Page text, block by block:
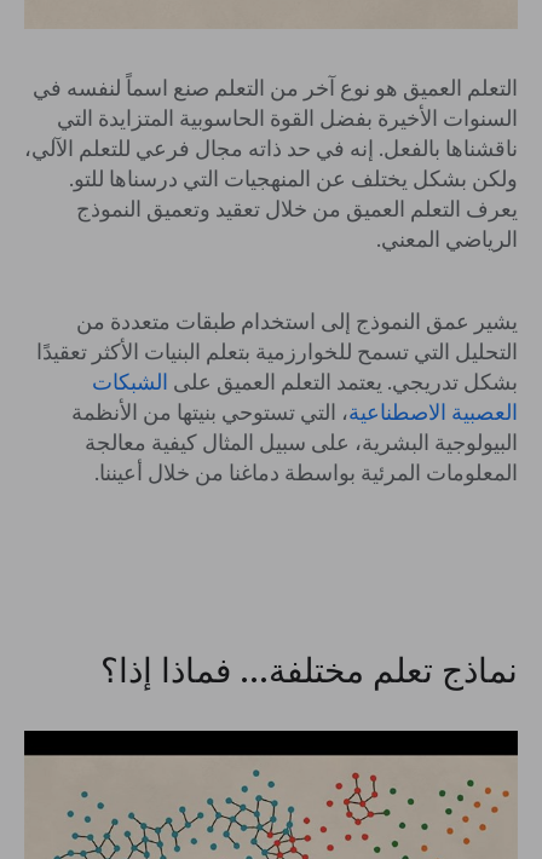
التعلم العميق هو نوع آخر من التعلم صنع اسماً لنفسه في
السنوات الأخيرة بفضل القوة الحاسوبية المتزايدة التي
ناقشناها بالفعل. إنه في حد ذاته مجال فرعي للتعلم الآلي،
ولكن بشكل يختلف عن المنهجيات التي درسناها للتو.
يعرف التعلم العميق من خلال تعقيد وتعميق النموذج
الرياضي المعني.
يشير عمق النموذج إلى استخدام طبقات متعددة من
التحليل التي تسمح للخوارزمية بتعلم البنيات الأكثر تعقيدًا
بشكل تدريجي. يعتمد التعلم العميق على الشبكات
العصبية الاصطناعية، التي تستوحي بنيتها من الأنظمة
البيولوجية البشرية، على سبيل المثال كيفية معالجة
المعلومات المرئية بواسطة دماغنا من خلال أعيننا.
نماذج تعلم مختلفة... فماذا إذا؟